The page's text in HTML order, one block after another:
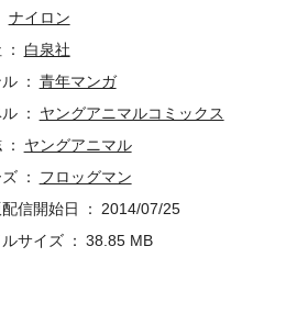
ナイロン
白泉社
青年マンガ
ヤングアニマルコミックス
ヤングアニマル
フロッグマン
信開始日
2014/07/25
サイズ
38.85 MB